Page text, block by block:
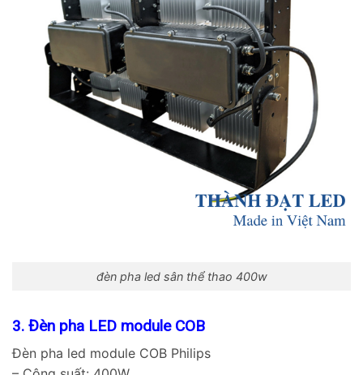
đèn pha led sân thể thao 400w
3. Đèn pha LED module COB
Đèn pha led module COB Philips